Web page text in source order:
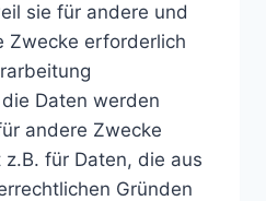
sie für andere und
Zwecke erforderlich
Daten werden
andere Zwecke
für Daten, die aus
Gründen